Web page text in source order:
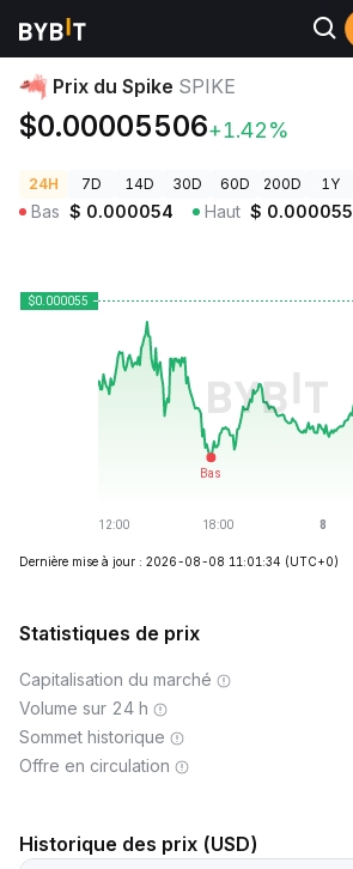
Prix des cryptos
Prix du Spike SPIKE
$0.00005506+1.42%
24H 7D 14D 30D 60D 200D 1Y
Bas $ 0.000054 Haut $ 0.000055
Dernière mise à jour : 2026-08-08 11:01:34 (UTC+0)
Statistiques de prix
Capitalisation du marché
Volume sur 24 h
Sommet historique
Offre en circulation
Historique des prix (USD)